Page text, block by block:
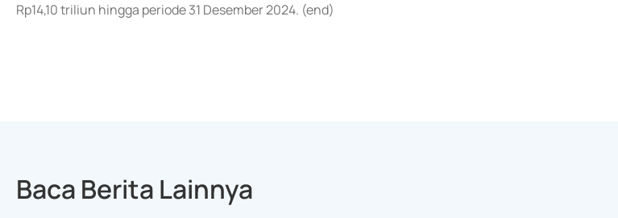
Rp14,10 triliun hingga periode 31 Desember 2024. (end)
Baca Berita Lainnya